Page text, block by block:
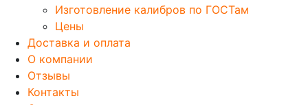
Изготовление калибров по ГОСТам
Цены
Доставка и оплата
О компании
Отзывы
Контакты